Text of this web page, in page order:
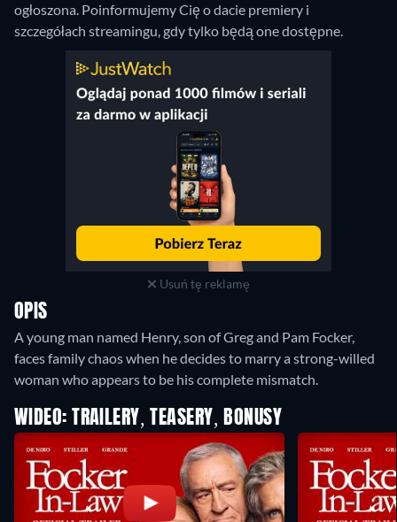
ogłoszona. Poinformujemy Cię o dacie premiery i
szczegółach streamingu, gdy tylko będą one dostępne.
Usuń tę reklamę
OPIS
A young man named Henry, son of Greg and Pam Focker,
faces family chaos when he decides to marry a strong-willed
woman who appears to be his complete mismatch.
WIDEO: TRAILERY, TEASERY, BONUSY